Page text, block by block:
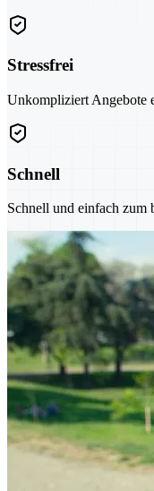
Stressfrei
Unkompliziert Angebote
Schnell
Schnell und einfach zum